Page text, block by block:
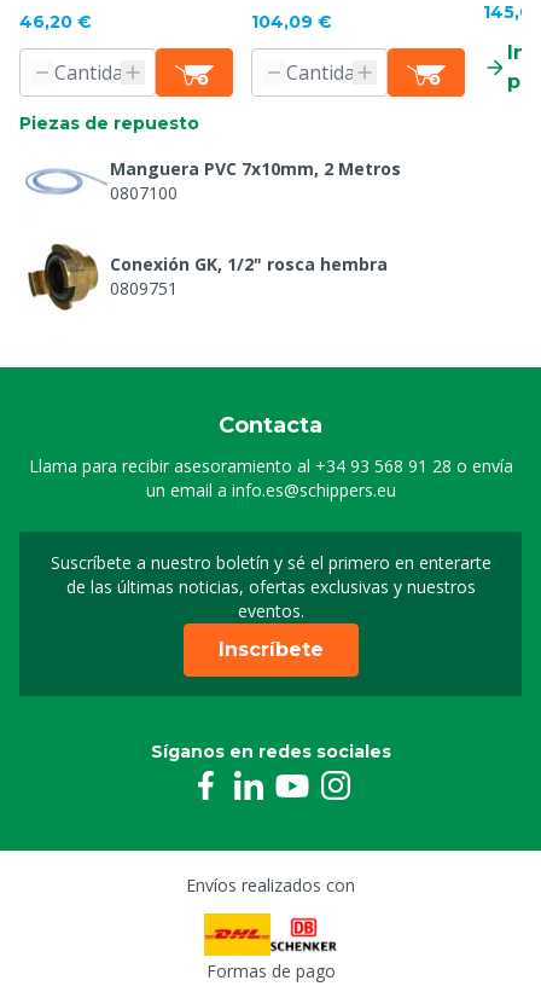
46,20 € 104,09 €
Piezas de repuesto
Manguera PVC 7x10mm, 2 Metros
0807100
Conexión GK, 1/2" rosca hembra
0809751
Conexión GK, 1/2" rosca macho
0809761
0809762
Conexión GK, 1" conector
Manguera Alfaflex 1" 50 M
0809925
Manguera de señalización para el arco de
desinfección, por 10 metro
Contacta
Llama para recibir asesoramiento al +34 93 568 91 28 o envía
un email a info.es@schippers.eu
Suscríbete a nuestro boletín y sé el primero en enterarte
de las últimas noticias, ofertas exclusivas y nuestros
eventos.
Suscripción a nuestro
Inscríbete
Síganos en redes sociales
Envíos realizados con
Formas de pago